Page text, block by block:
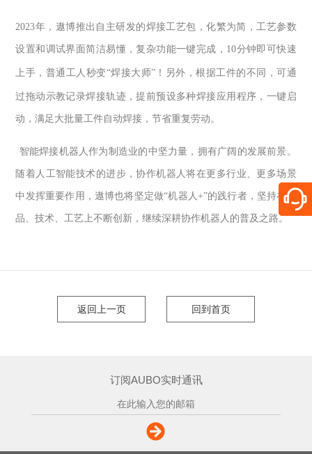
2023年，遨博推出自主研发的焊接工艺包，化繁为简，工艺参数
设置和调试界面简洁易懂，复杂功能一键完成， 10分钟即可快速
上手，普通工人秒变“焊接大师” ！另外，根据工件的不同，可通
过拖动示教记录焊接轨迹，提前预设多种焊接应用程序，一键启
动，满足大批量工件自动焊接，节省重复劳动。
智能焊接机器人作为制造业的中坚力量，拥有广阔的发展前景。
随着人工智能技术的进步，协作机器人将在更多行业、更多场景
中发挥重要作用，遨博也将坚定做“机器人 +”的践行者，坚持在产
品、技术、工艺上不断创新，继续深耕协作机器人的普及之路。
返回上一页 回到首页
订阅AUBO实时通讯